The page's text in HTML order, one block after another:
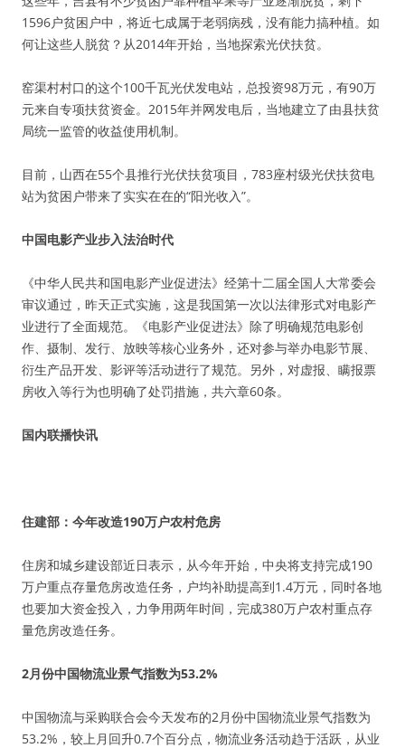
1596户贫困户中，将近七成属于老弱病残，没有能力搞种植。如
何让这些人脱贫？从2014年开始，当地探索光伏扶贫。
窑渠村村口的这个100千瓦光伏发电站，总投资98万元，有90万
元来自专项扶贫资金。2015年并网发电后，当地建立了由县扶贫
局统一监管的收益使用机制。
目前，山西在55个县推行光伏扶贫项目，783座村级光伏扶贫电
站为贫困户带来了实实在在的“阳光收入”。
中国电影产业步入法治时代
《中华人民共和国电影产业促进法》经第十二届全国人大常委会
审议通过，昨天正式实施，这是我国第一次以法律形式对电影产
业进行了全面规范。《电影产业促进法》除了明确规范电影创
作、摄制、发行、放映等核心业务外，还对参与举办电影节展、
衍生产品开发、影评等活动进行了规范。另外，对虚报、瞒报票
房收入等行为也明确了处罚措施，共六章60条。
国内联播快讯
住建部：今年改造190万户农村危房
住房和城乡建设部近日表示，从今年开始，中央将支持完成190
万户重点存量危房改造任务，户均补助提高到1.4万元，同时各地
也要加大资金投入，力争用两年时间，完成380万户农村重点存
量危房改造任务。
2月份中国物流业景气指数为53.2%
中国物流与采购联合会今天发布的2月份中国物流业景气指数为
53.2%，较上月回升0.7个百分点，物流业务活动趋于活跃，从业